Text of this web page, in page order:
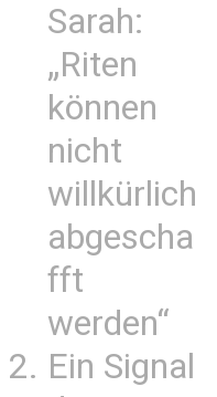
Sarah:
„Riten
können
nicht
willkürlich
abgescha
fft
werden“
Ein Signal